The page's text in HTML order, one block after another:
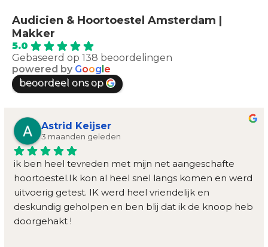
Audicien & Hoortoestel Amsterdam |
Makker
5.0
Gebaseerd op 138 beoordelingen
powered by Google
beoordeel ons op
Astrid Keijser
3 maanden geleden
ik ben heel tevreden met mijn net aangeschafte
hoortoestel.Ik kon al heel snel langs komen en werd
uitvoerig getest. IK werd heel vriendelijk en
deskundig geholpen en ben blij dat ik de knoop heb
doorgehakt !